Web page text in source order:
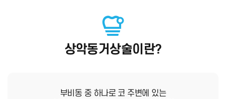
상악동거상술이란?
부비동 중 하나로 코 주변에 있는